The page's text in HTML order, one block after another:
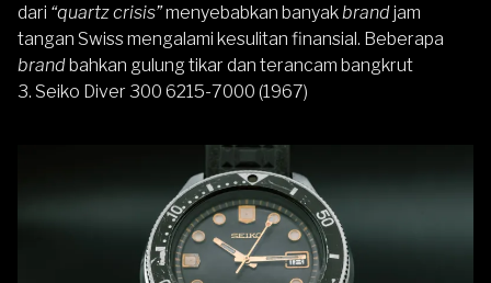
dari “quartz crisis”menyebabkan banyakbrandjam
tangan Swiss mengalami kesulitan finansial. Beberapa
brand bahkan gulung tikar dan terancam bangkrut
3. Seiko Diver 300 6215-7000 (1967)